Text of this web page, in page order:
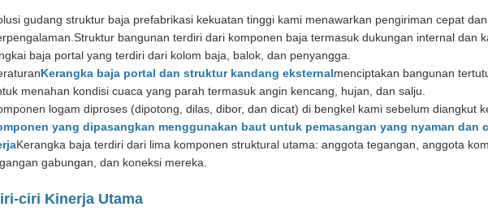
gudang struktur baja prefabrikasi kekuatan tinggi kami menawarkan pengiriman cepat
bangunan terdiri dari komponen baja termasuk dukungan internal dan
baja portal yang terdiri dari kolom baja, balok, dan penyangga.
Kerangka baja portal dan struktur kandang eksternalmenciptakan bangunan
menahan kondisi cuaca yang parah termasuk angin kencang, hujan, dan salju.
logam diproses (dipotong, dilas, dibor, dan dicat) di bengkel kami sebelum diangkut
yang dipasangkan menggunakan baut untuk pemasangan yang nyaman dan
Kerangka baja terdiri dari lima komponen struktural utama: anggota tegangan, anggota
gabungan, dan koneksi mereka.
ciri Kinerja Utama